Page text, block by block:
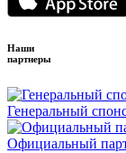
Наши
партнеры
Генеральный
Официальный